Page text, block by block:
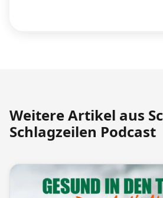
Weitere Artikel aus
Schlagzeilen Podcast